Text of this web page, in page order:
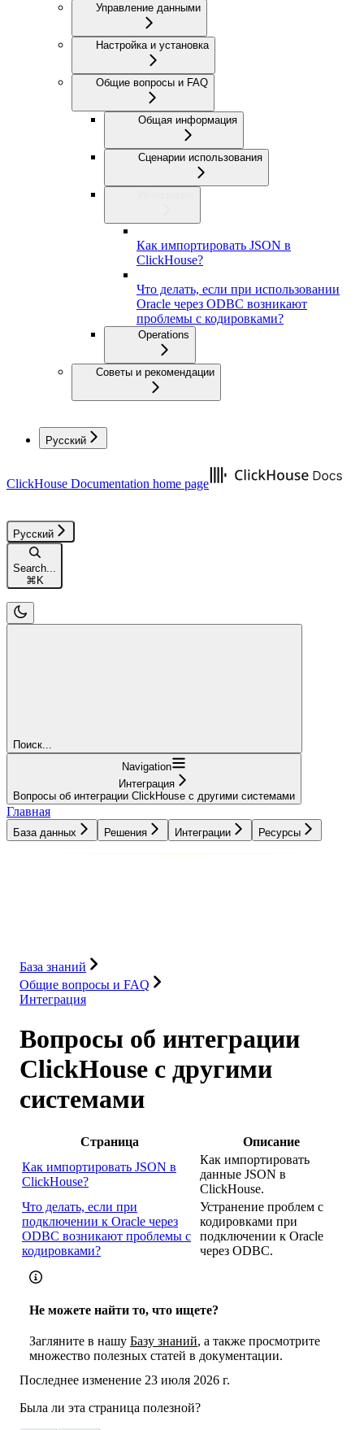
Управление данными
Настройка и установка
Общие вопросы и FAQ
Общая информация
Сценарии использования
Как импортировать JSON в
ClickHouse?
Что делать, если при использовании
Oracle через ODBC возникают
проблемы с кодировками?
Operations
Советы и рекомендации
Русский
ClickHouse Documentation home page
Русский
Search...
⌘ K
Поиск...
Navigation
Интеграция
Вопросы об интеграции ClickHouse с другими системами
Главная
База данных Решения Интеграции Ресурсы
База знаний
Общие вопросы и FAQ
Интеграция
Вопросы об интеграции
ClickHouse с другими
системами
Страница
Описание
Как импортировать JSON в
ClickHouse?
Как импортировать
данные JSON в
ClickHouse.
Что делать, если при
подключении к Oracle через
ODBC возникают проблемы с
кодировками?
Устранение проблем с
кодировками при
подключении к Oracle
через ODBC.
Не можете найти то, что ищете?
Загляните в нашу Базу знаний, а также просмотрите
множество полезных статей в документации.
Последнее изменение 23 июля 2026 г.
Была ли эта страница полезной?